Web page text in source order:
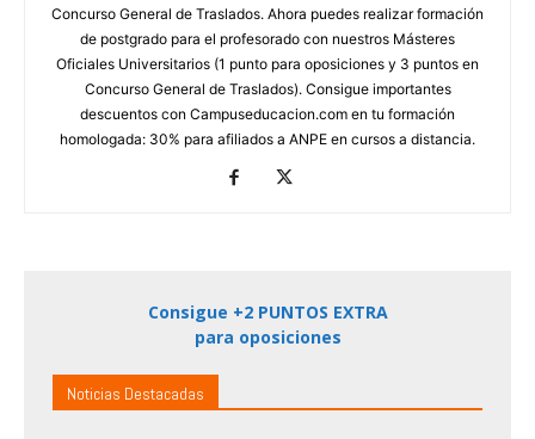
Concurso General de Traslados. Ahora puedes realizar formación
de postgrado para el profesorado con nuestros Másteres
Oficiales Universitarios (1 punto para oposiciones y 3 puntos en
Concurso General de Traslados). Consigue importantes
descuentos con Campuseducacion.com en tu formación
homologada: 30% para afiliados a ANPE en cursos a distancia.
Consigue +2 PUNTOS EXTRA
para oposiciones
Noticias Destacadas